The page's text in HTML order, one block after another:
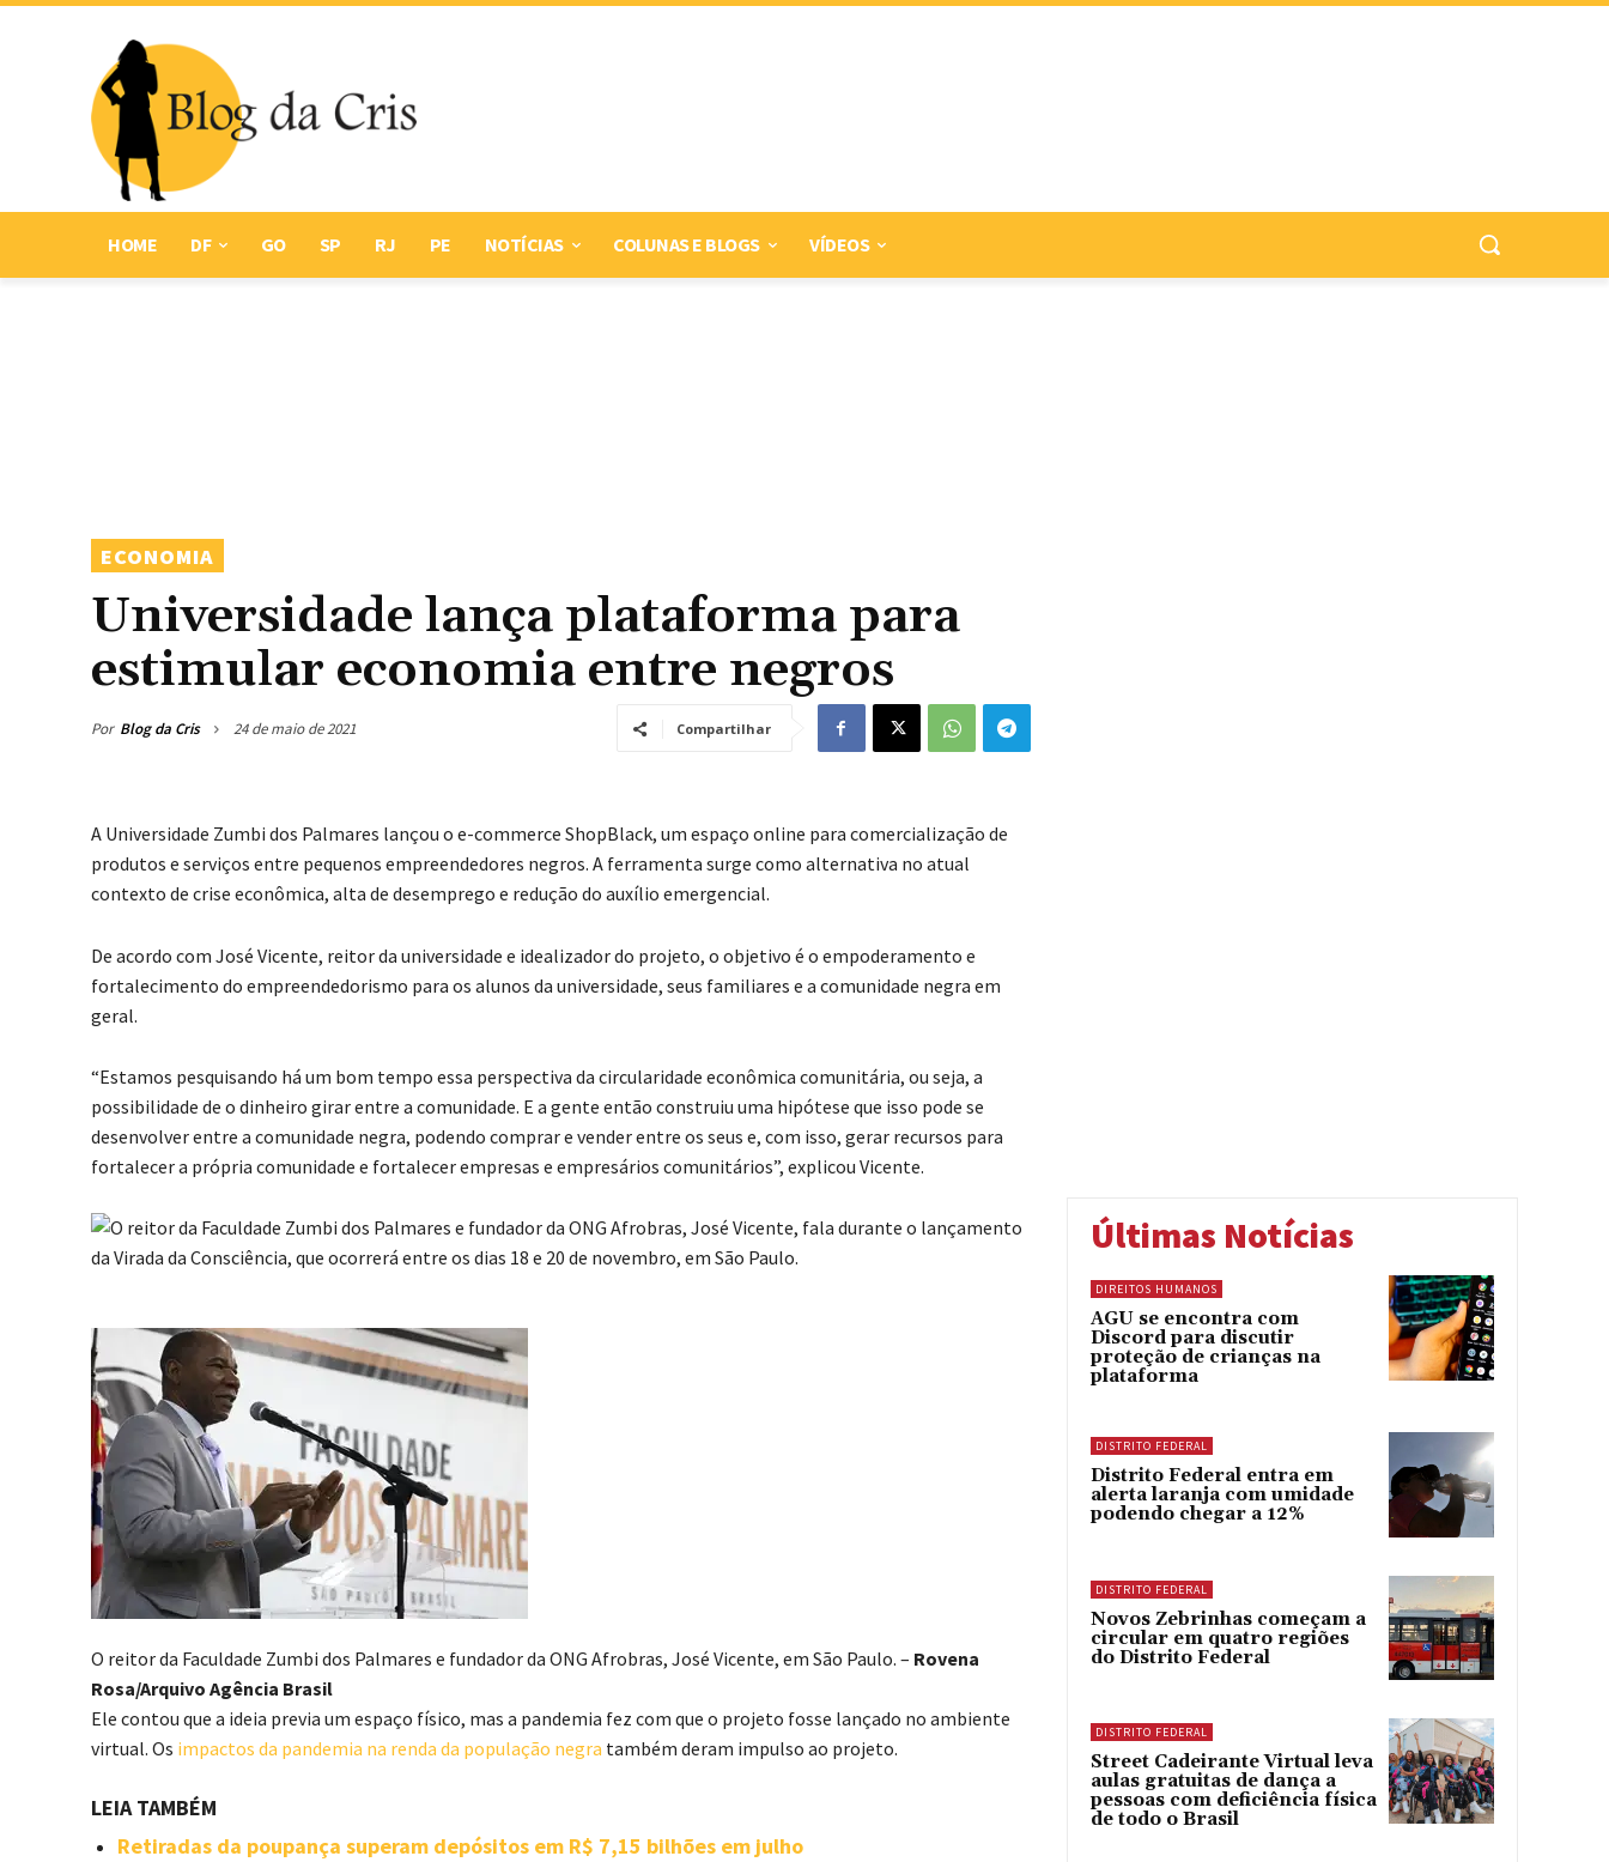
HOME DF GO SP RJ PE NOTÍCIAS COLUNAS E BLOGS VÍDEOS
ECONOMIA
Universidade lança plataforma para
estimular economia entre negros
Por Blog da Cris 24 de maio de 2021 Compartilhar
A Universidade Zumbi dos Palmares lançou o e-commerce ShopBlack, um espaço online para comercialização de
produtos e serviços entre pequenos empreendedores negros. A ferramenta surge como alternativa no atual
contexto de crise econômica, alta de desemprego e redução do auxílio emergencial.
De acordo com José Vicente, reitor da universidade e idealizador do projeto, o objetivo é o empoderamento e
fortalecimento do empreendedorismo para os alunos da universidade, seus familiares e a comunidade negra em
geral.
“Estamos pesquisando há um bom tempo essa perspectiva da circularidade econômica comunitária, ou seja, a
possibilidade de o dinheiro girar entre a comunidade. E a gente então construiu uma hipótese que isso pode se
desenvolver entre a comunidade negra, podendo comprar e vender entre os seus e, com isso, gerar recursos para
fortalecer a própria comunidade e fortalecer empresas e empresários comunitários”, explicou Vicente.
O reitor da Faculdade Zumbi dos Palmares e fundador da ONG Afrobras, José Vicente, em São Paulo. – Rovena
Rosa/Arquivo Agência Brasil
Ele contou que a ideia previa um espaço físico, mas a pandemia fez com que o projeto fosse lançado no ambiente
virtual. Os impactos da pandemia na renda da população negra também deram impulso ao projeto.
LEIA TAMBÉM
Retiradas da poupança superam depósitos em R$ 7,15 bilhões em julho
Últimas Notícias
DIREITOS HUMANOS
AGU se encontra com
Discord para discutir
proteção de crianças na
plataforma
DISTRITO FEDERAL
Distrito Federal entra em
alerta laranja com umidade
podendo chegar a 12%
DISTRITO FEDERAL
Novos Zebrinhas começam a
circular em quatro regiões
do Distrito Federal
DISTRITO FEDERAL
Street Cadeirante Virtual leva
aulas gratuitas de dança a
pessoas com deficiência física
de todo o Brasil